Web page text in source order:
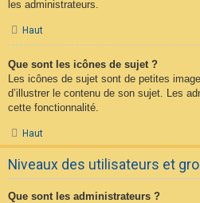
les administrateurs.
Haut
Que sont les icônes de sujet ?
Les icônes de sujet sont de petites
d’illustrer le contenu de son sujet. Les
cette fonctionnalité.
Haut
Niveaux des utilisateurs et
Que sont les administrateurs ?